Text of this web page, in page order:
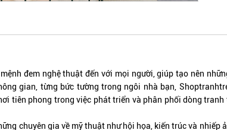
đem nghệ thuật đến với mọi người, giúp tạo nên
gian, từng bức tường trong ngôi nhà bạn,
tiên phong trong việc phát triển và phân phối dòng
chuyên gia về mỹ thuật như hội họa, kiến trúc và nhiếp